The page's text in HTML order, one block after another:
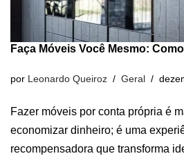
Faça Móveis Você Mesmo:
por Leonardo Queiroz Geral
Fazer móveis por conta própria é
economizar dinheiro; é uma
recompensadora que transforma